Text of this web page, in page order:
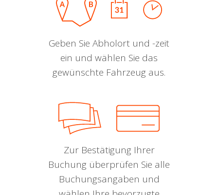
Geben Sie Abholort und -zeit
ein und wählen Sie das
gewünschte Fahrzeug aus.
Zur Bestätigung Ihrer
Buchung überprüfen Sie alle
Buchungsangaben und